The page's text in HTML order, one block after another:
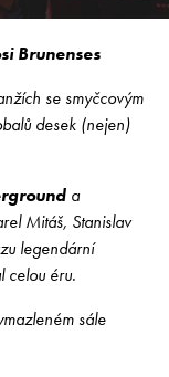
Brunenses
se smyčcovým
desek (nejen)
a
Mitáš, Stanislav
legendární
celou éru.
sále